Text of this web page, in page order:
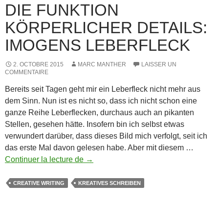
DIE FUNKTION
KÖRPERLICHER DETAILS:
IMOGENS LEBERFLECK
2. OCTOBRE 2015 MARC MANTHER
LAISSER UN
COMMENTAIRE
Bereits seit Tagen geht mir ein Leberfleck nicht mehr aus
dem Sinn. Nun ist es nicht so, dass ich nicht schon eine
ganze Reihe Leberflecken, durchaus auch an pikanten
Stellen, gesehen hätte. Insofern bin ich selbst etwas
verwundert darüber, dass dieses Bild mich verfolgt, seit ich
das erste Mal davon gelesen habe. Aber mit diesem …
Continuer la lecture de Die
körperlicher
→
CREATIVE WRITING KREATIVES SCHREIBEN